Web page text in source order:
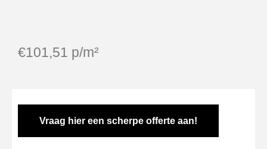
€101,51 p/m²
Vraag hier een scherpe offerte aan!